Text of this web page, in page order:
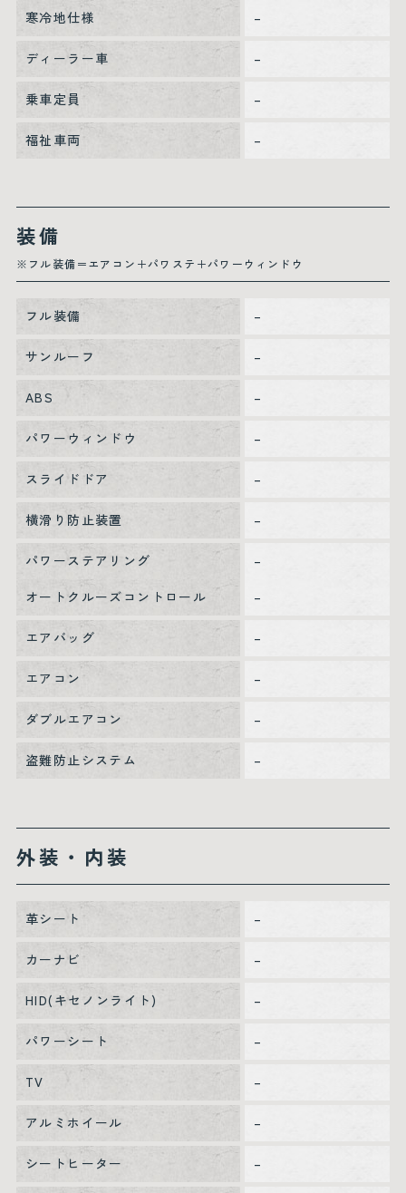
寒冷地仕様 –
ディーラー車 –
乗車定員 –
福祉車両 –
装備
※フル装備＝エアコン＋パワステ＋パワーウィンドウ
フル装備 –
サンルーフ –
ABS –
パワーウィンドウ –
スライドドア –
横滑り防止装置 –
パワーステアリング
–
オートクルーズコントロール
–
エアバッグ –
エアコン –
ダブルエアコン –
盗難防止システム –
外装・内装
革シート –
カーナビ –
HID(キセノンライト) –
パワーシート –
TV –
アルミホイール –
シートヒーター –